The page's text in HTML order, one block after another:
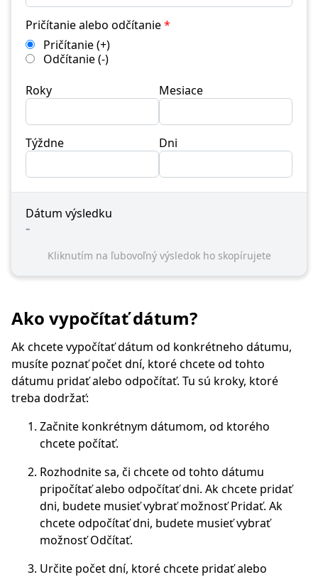
Pričítanie alebo odčítanie*
Pričítanie (+)
Odčítanie (-)
Roky
Mesiace
Týždne Dni
Dátum výsledku
-
Kliknutím na ľubovoľný výsledok ho skopírujete
Ako vypočítať dátum?
Ak chcete vypočítať dátum od konkrétneho dátumu,
musíte poznať počet dní, ktoré chcete od tohto
dátumu pridať alebo odpočítať. Tu sú kroky, ktoré
treba dodržať:
Začnite konkrétnym dátumom, od ktorého
chcete počítať.
Rozhodnite sa, či chcete od tohto dátumu
pripočítať alebo odpočítať dni. Ak chcete pridať
dni, budete musieť vybrať možnosť Pridať. Ak
chcete odpočítať dni, budete musieť vybrať
možnosť Odčítať.
Určite počet dní, ktoré chcete pridať alebo